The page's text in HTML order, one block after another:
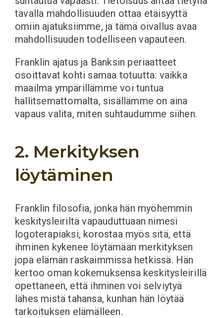
tavalla mahdollisuuden ottaa etäisyyttä
omiin ajatuksiimme, ja tämä oivallus avaa
mahdollisuuden todelliseen vapauteen.
Franklin ajatus ja Banksin periaatteet
osoittavat kohti samaa totuutta: vaikka
maailma ympärillämme voi tuntua
hallitsemattomalta, sisällämme on aina
vapaus valita, miten suhtaudumme siihen.
2. Merkityksen
löytäminen
Franklin filosofia, jonka hän myöhemmin
keskitysleiriltä vapauduttuaan nimesi
logoterapiaksi, korostaa myös sitä, että
ihminen kykenee löytämään merkityksen
jopa elämän raskaimmissa hetkissä. Hän
kertoo oman kokemuksensa keskitysleirillä
opettaneen, että ihminen voi selviytyä
lähes mistä tahansa, kunhan hän löytää
tarkoituksen elämälleen.